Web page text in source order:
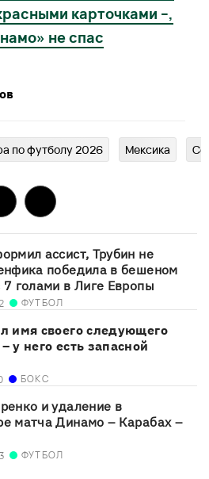
карточками –,
не спас
по футболу 2026 Мексика
ассист, Трубин не
победила в бешеном
голами в Лиге Европы
ФУТБОЛ
имя своего следующего
у него есть запасной
БОКС
и удаление в
матча Динамо – Карабах –
ФУТБОЛ